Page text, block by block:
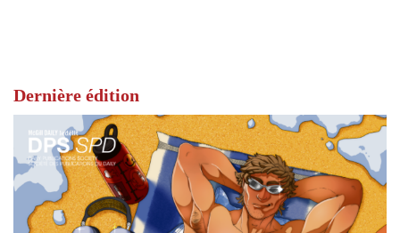
Dernière édition